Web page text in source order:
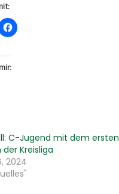
C-Jugend mit dem ersten
der Kreisliga
2024